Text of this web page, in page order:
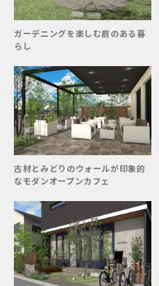
ガーデニングを楽しむ庭のある暮
らし
古材とみどりのウォールが印象的
なモダンオープンカフェ